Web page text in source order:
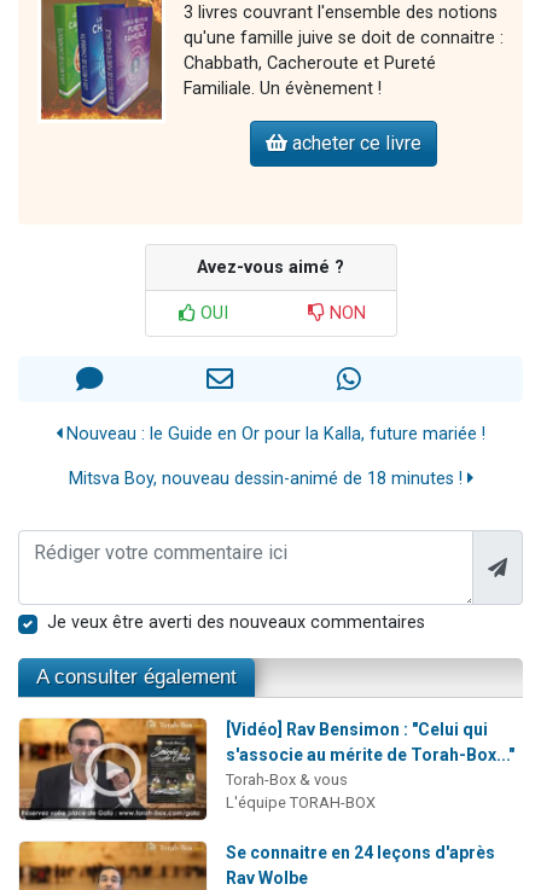
3 livres couvrant l'ensemble des notions
qu'une famille juive se doit de connaitre :
Chabbath, Cacheroute et Pureté
Familiale. Un évènement !
acheter ce livre
Avez-vous aimé ?
OUI NON
Nouveau : le Guide en Or pour la Kalla, future mariée !
Mitsva Boy, nouveau dessin-animé de 18 minutes !
Je veux être averti des nouveaux commentaires
A consulter également
[Vidéo] Rav Bensimon : "Celui qui
s'associe au mérite de Torah-Box..."
Torah-Box & vous
L'équipe TORAH-BOX
Se connaitre en 24 leçons d'après
Rav Wolbe